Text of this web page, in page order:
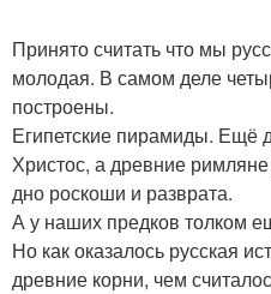
Принято считать что мы
молодая. В самом деле
построены.
Египетские пирамиды. Ещё
Христос, а древние
дно роскоши и разврата.
А у наших предков толком
Но как оказалось русская
древние корни, чем